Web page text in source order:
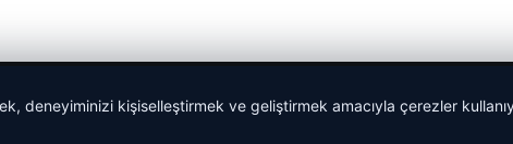
deneyiminizi kişiselleştirmek ve geliştirmek amacıyla çerezler